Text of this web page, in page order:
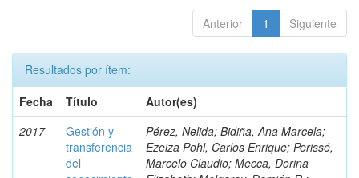
Anterior 1 Siguiente
Resultados por ítem:
Fecha
Título
Autor(es)
2017
Gestión y
transferencia
del
Pérez, Nelida; Bidiña, Ana Marcela;
Ezeiza Pohl, Carlos Enrique; Perissé,
Marcelo Claudio; Mecca, Dorina